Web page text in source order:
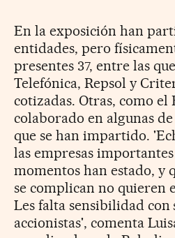
En la exposición han
entidades, pero
presentes 37, entre las
Telefónica, Repsol y
cotizadas. Otras, como el
colaborado en algunas
que se han impartido.
las empresas
momentos han estado, y
se complican no quieren
Les falta sensibilidad con
accionistas', comenta